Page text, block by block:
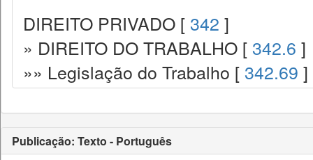
DIREITO PRIVADO [ 342 ]
» DIREITO DO TRABALHO [ 342.6 ]
»» Legislação do Trabalho [ 342.69 ]
Publicação: Texto - Português